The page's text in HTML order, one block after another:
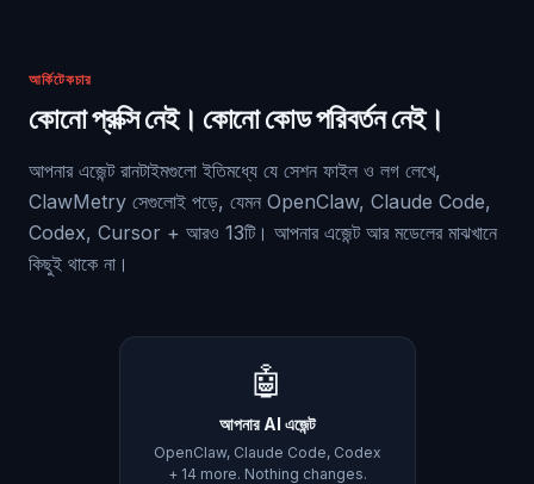
আর্কিটেকচার
কোনো প্রক্সি নেই। কোনো কোড পরিবর্তন নেই।
আপনার এজেন্ট রানটাইমগুলো ইতিমধ্যে যে সেশন ফাইল ও লগ লেখে,
ClawMetry সেগুলোই পড়ে, যেমন OpenClaw, Claude Code,
Codex, Cursor + আরও 13টি। আপনার এজেন্ট আর মডেলের মাঝখানে
কিছুই থাকে না।
🤖
আপনার AI এজেন্ট
OpenClaw, Claude Code, Codex
+ 14 more. Nothing changes.